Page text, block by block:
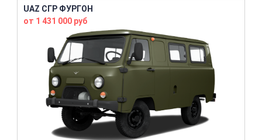
UAZ СГР ФУРГОН
от 1 431 000 руб